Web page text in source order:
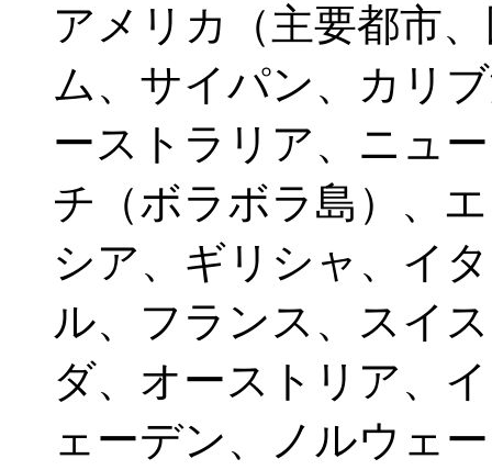
アメリカ（主要都市
ム、サイパン、カリ
ーストラリア、ニュ
チ（ボラボラ島）、
シア、ギリシャ、イ
ル、フランス、スイ
ダ、オーストリア、
ェーデン、ノルウェ